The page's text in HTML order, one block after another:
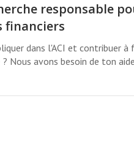
/
responsable
financiers
dans l'ACI et contribuer à
Nous avons besoin de ton